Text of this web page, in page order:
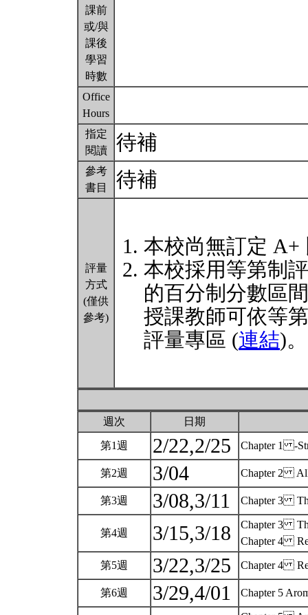
課前
或/與
課後
學習
時數
Office
Hours
指定
閱讀
待補
參考
書目
待補
評量
方式
(僅供
參考)
本校尚無訂定 A+
本校採用等第制
的百分制分數區
授課教師可依等
評量專區 (連結)。
週次 日期
第1週 2/22,2/25 Chapter 1 -
第2週 3/04 Chapter 2
第3週 3/08,3/11 Chapter 3
第4週 3/15,3/18
Chapter 3
Chapter 4
第5週 3/22,3/25 Chapter 4
第6週 3/29,4/01 Chapter 5